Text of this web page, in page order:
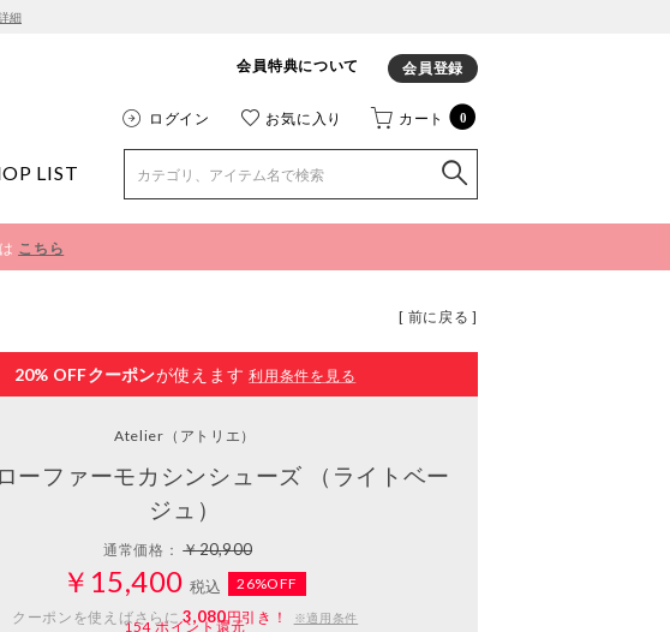
細
会員特典について 会員登録
ログイン お気に入り カート 0
LIST
こちら
[ 前に戻る ]
20% OFFクーポンが使えます 利用条件を見る
Atelier （アトリエ）
ローファーモカシンシューズ （ライトベー
ジュ）
通常価格：￥20,900
￥15,400 税込
26%OFF
クーポンを使えばさらに3,080円引き！ ※適用条件
154ポイント還元